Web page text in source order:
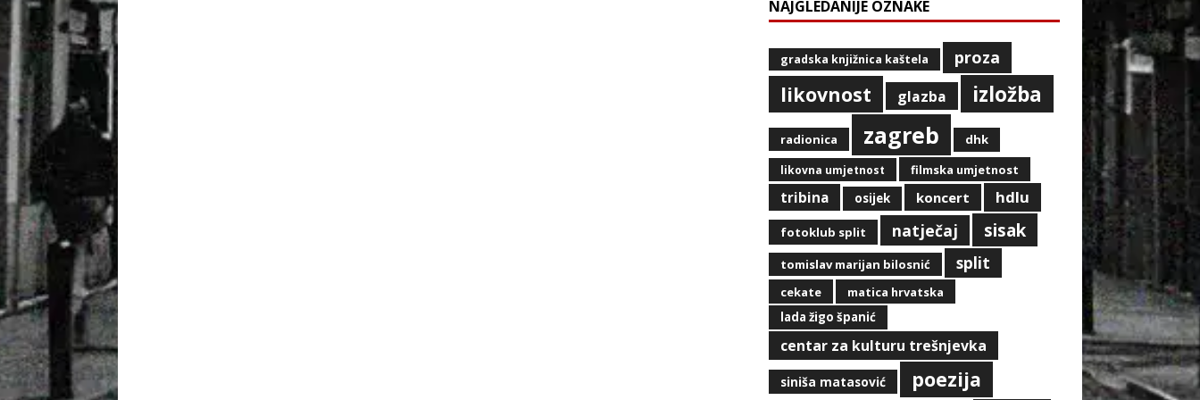
NAJGLEDANIJE OZNAKE
gradska knjižnica kaštela proza
likovnost glazba izložba
radionica zagreb dhk
likovna umjetnost filmska umjetnost
tribina osijek koncert hdlu
fotoklub split natječaj sisak
tomislav marijan bilosnić split
cekate
matica hrvatska
lada žigo španić
centar za kulturu trešnjevka
siniša matasović poezija